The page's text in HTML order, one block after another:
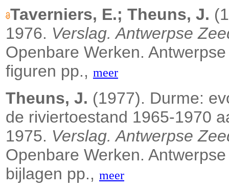
Taverniers, E.; Theuns, J.
1976. Verslag. Antwerpse
Openbare Werken.
figuren pp., meer
Theuns, J. (1977). Durme:
de riviertoestand 1965-1970
1975. Verslag. Antwerpse
Openbare Werken.
bijlagen pp., meer